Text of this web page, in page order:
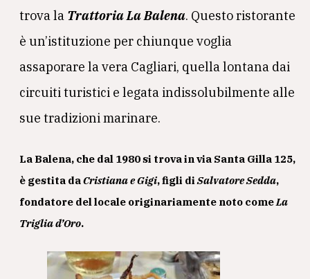
trova la Trattoria La Balena. Questo ristorante
è un’istituzione per chiunque voglia
assaporare la vera Cagliari, quella lontana dai
circuiti turistici e legata indissolubilmente alle
sue tradizioni marinare.
La Balena, che dal 1980 si trova in via Santa Gilla 125,
è gestita daCristiana e Gigi, figli diSalvatore Sedda,
fondatore del locale originariamente noto comeLa
Triglia d’Oro.